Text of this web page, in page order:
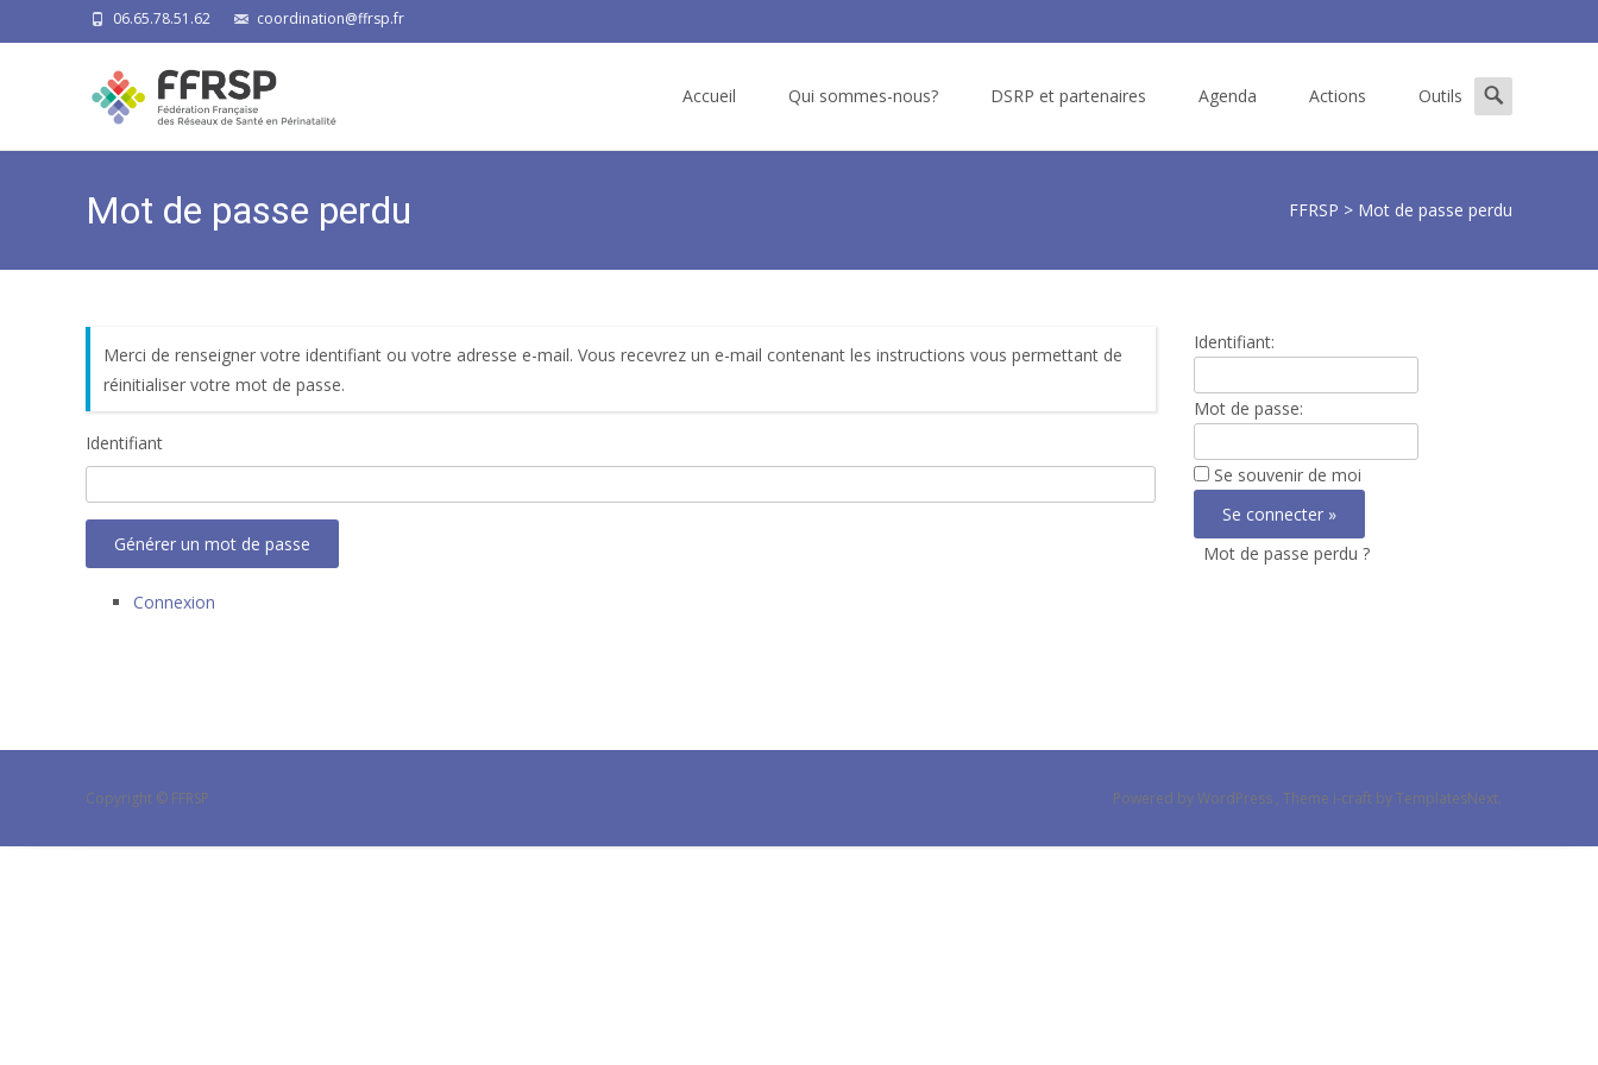
06.65.78.51.62 coordination@ffrsp.fr
Accueil Qui sommes-nous? DSRP et partenaires Agenda Actions Outils
Search
for:
Mot de passe perdu FFRSP > Mot de passe perdu
Merci de renseigner votre identifiant ou votre adresse e-mail. Vous recevrez un e-mail contenant les instructions vous permettant de
réinitialiser votre mot de passe.
Identifiant
Générer un mot de passe
Connexion
Identifiant:
Mot de passe:
Se souvenir de moi
Mot de passe perdu ?
Copyright © FFRSP Powered by WordPress , Theme i-craft by TemplatesNext.